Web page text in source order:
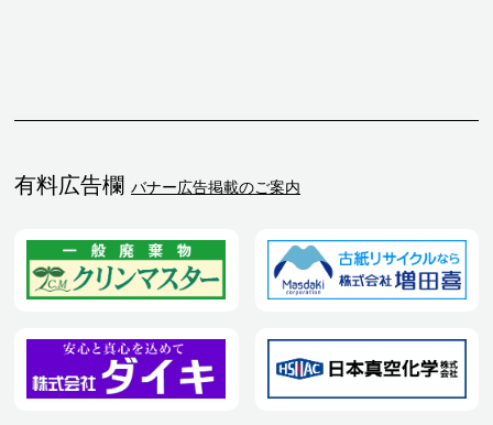
有料広告欄 バナー広告掲載のご案内